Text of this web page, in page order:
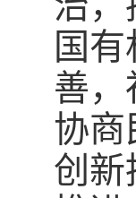
国
善，
协商
创新